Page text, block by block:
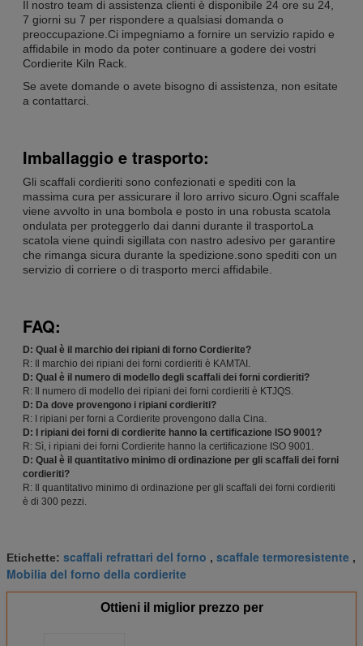
Il nostro team di assistenza clienti è disponibile 24 ore su 24,
7 giorni su 7 per rispondere a qualsiasi domanda o
preoccupazione.Ci impegniamo a fornire un servizio rapido e
affidabile in modo da poter continuare a godere dei vostri
Cordierite Kiln Rack.
Se avete domande o avete bisogno di assistenza, non esitate
a contattarci.
Imballaggio e trasporto:
Gli scaffali cordieriti sono confezionati e spediti con la
massima cura per assicurare il loro arrivo sicuro.Ogni scaffale
viene avvolto in una bombola e posto in una robusta scatola
ondulata per proteggerlo dai danni durante il trasportoLa
scatola viene quindi sigillata con nastro adesivo per garantire
che rimanga sicura durante la spedizione.sono spediti con un
servizio di corriere o di trasporto merci affidabile.
FAQ:
D: Qual è il marchio dei ripiani di forno Cordierite?
R: Il marchio dei ripiani dei forni cordieriti è KAMTAI.
D: Qual è il numero di modello degli scaffali dei forni cordieriti?
R: Il numero di modello dei ripiani dei forni cordieriti è KTJQS.
D: Da dove provengono i ripiani cordieriti?
R: I ripiani per forni a Cordierite provengono dalla Cina.
D: I ripiani dei forni di cordierite hanno la certificazione ISO 9001?
R: Sì, i ripiani dei forni Cordierite hanno la certificazione ISO 9001.
D: Qual è il quantitativo minimo di ordinazione per gli scaffali dei forni
cordieriti?
R: Il quantitativo minimo di ordinazione per gli scaffali dei forni cordieriti
è di 300 pezzi.
Etichette: scaffali refrattari del forno , scaffale termoresistente ,
Mobilia del forno della cordierite
Ottieni il miglior prezzo per